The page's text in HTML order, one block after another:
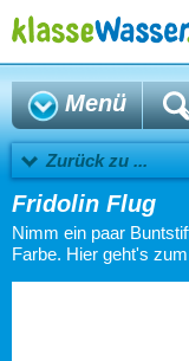
Menü
Zurück zu ...
Fridolin Flug
Nimm ein paar
Farbe. Hier geht's